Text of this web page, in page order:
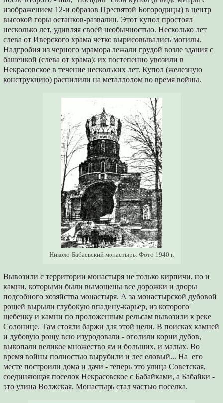
изображением 12-и образов Пресвятой Богородицы) в центр
высокой горы останков-развалин. Этот купол простоял
несколько лет, удивляя своей необычностью. Несколько лет
слева от Иверского храма четко вырисовывались могилы.
Надгробия из черного мрамора лежали грудой возле здания с
башенкой (слева от храма); их постепенно увозили в
Некрасовское в течение нескольких лет. Купол (железную
конструкцию) распилили на металлолом во время войны.
Николо-Бабаевский монастырь. Фото 1940 г.
Вывозили с территории монастыря не только кирпичи, но и
камни, которыми были вымощены все дорожки и дворы
подсобного хозяйства монастыря. А за монастырской дубовой
рощей вырыли глубокую впадину-карьер, из которого
щебенку и камни по проложенным рельсам вывозили к реке
Солонице. Там стояли баржи для этой цели. В поисках камней
и дубовую рощу всю изуродовали - оголили корни дубов,
выкопали великое множество ям и больших, и малых. Во
время войны полностью вырубили и лес еловый... На его
месте построили дома и дачи - теперь это улица Советская,
соединяющая поселок Некрасовское с Бабайками, а Бабайки -
это улица Волжская. Монастырь стал частью поселка.